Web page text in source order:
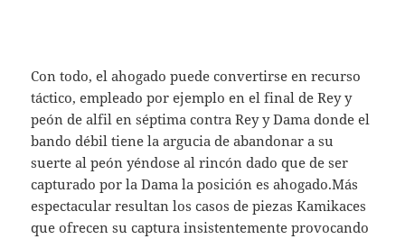
Con todo, el ahogado puede convertirse en recurso
táctico, empleado por ejemplo en el final de Rey y
peón de alfil en séptima contra Rey y Dama donde el
bando débil tiene la argucia de abandonar a su
suerte al peón yéndose al rincón dado que de ser
capturado por la Dama la posición es ahogado.Más
espectacular resultan los casos de piezas Kamikaces
que ofrecen su captura insistentemente provocando